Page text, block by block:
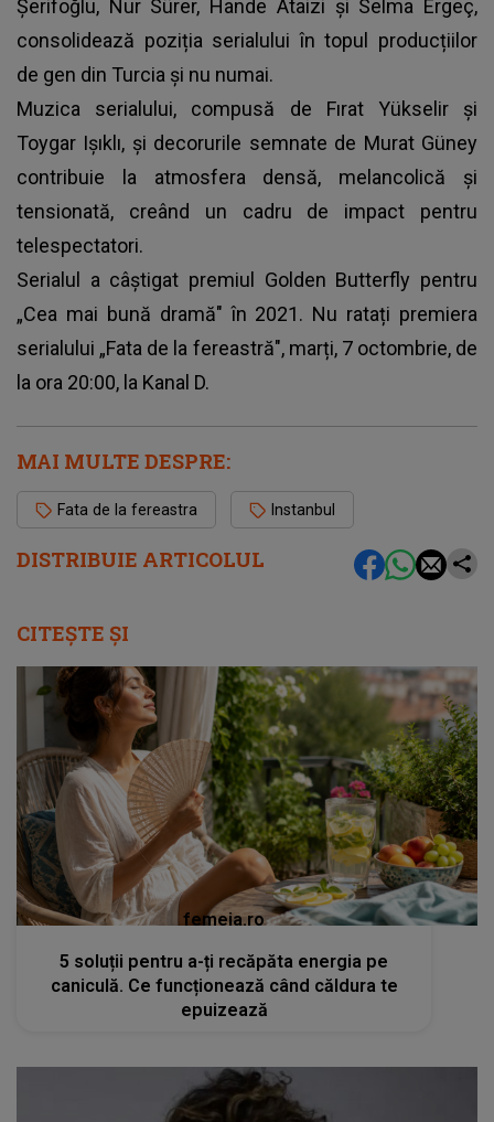
DISTRIBUIE ARTICOLUL
Şerifoğlu, Nur Sürer, Hande Ataizi și Selma Ergeç,
consolidează poziția serialului în topul producțiilor
de gen din Turcia și nu numai.
Muzica serialului, compusă de Fırat Yükselir și
Toygar Işıklı, și decorurile semnate de Murat Güney
contribuie la atmosfera densă, melancolică și
tensionată, creând un cadru de impact pentru
telespectatori.
Serialul a câștigat premiul Golden Butterfly pentru
„Cea mai bună dramă" în 2021. Nu ratați premiera
serialului „Fata de la fereastră", marți, 7 octombrie, de
la ora 20:00, la Kanal D.
MAI MULTE DESPRE:
Fata de la fereastra Instanbul
CITEȘTE ȘI
femeia.ro
5 soluții pentru a-ți recăpăta energia pe
caniculă. Ce funcționează când căldura te
epuizează